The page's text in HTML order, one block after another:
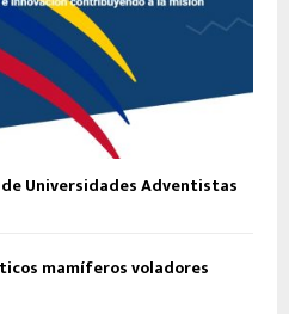
Universidades Adventistas
mamíferos voladores